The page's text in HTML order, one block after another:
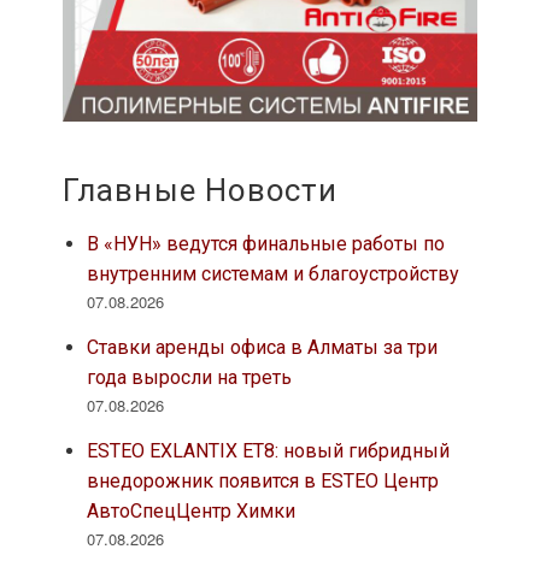
Главные Новости
В «НУН» ведутся финальные работы по
внутренним системам и благоустройству
07.08.2026
Ставки аренды офиса в Алматы за три
года выросли на треть
07.08.2026
ESTEO EXLANTIX ET8: новый гибридный
внедорожник появится в ESTEO Центр
АвтоСпецЦентр Химки
07.08.2026